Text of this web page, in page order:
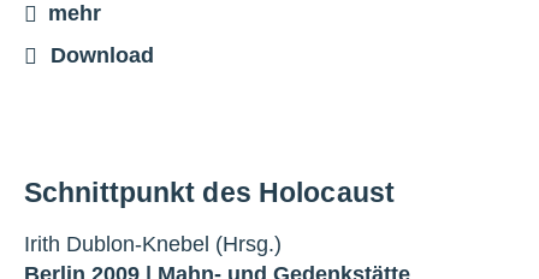
mehr
Download
Schnittpunkt des Holocaust
Irith Dublon-Knebel (Hrsg.)
Berlin 2009 | Mahn- und Gedenkstätte